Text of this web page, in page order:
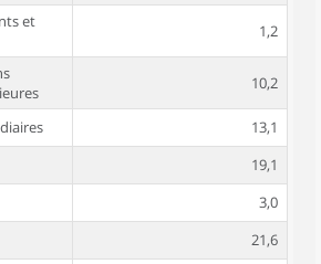
et
1,2
10,2
13,1
19,1
3,0
21,6